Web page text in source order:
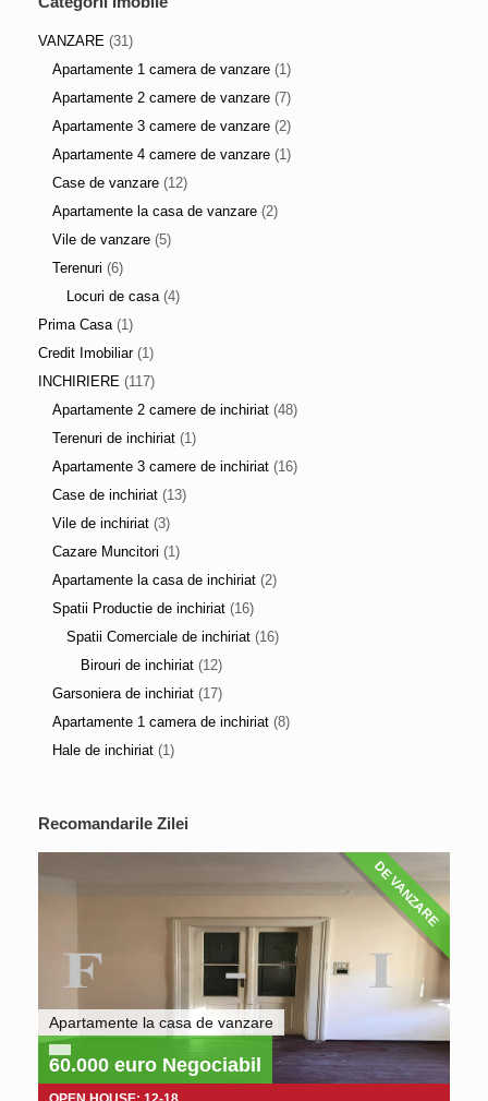
VANZARE (31)
Apartamente 1 camera de vanzare (1)
Apartamente 2 camere de vanzare (7)
Apartamente 3 camere de vanzare (2)
Apartamente 4 camere de vanzare (1)
Case de vanzare (12)
Apartamente la casa de vanzare (2)
Vile de vanzare (5)
Terenuri (6)
Locuri de casa (4)
Prima Casa (1)
Credit Imobiliar(1)
INCHIRIERE (117)
Apartamente 2 camere de inchiriat (48)
Terenuri de inchiriat (1)
Apartamente 3 camere de inchiriat (16)
Case de inchiriat (13)
Vile de inchiriat (3)
Cazare Muncitori (1)
Apartamente la casa de inchiriat (2)
Spatii Productie de inchiriat (16)
Spatii Comerciale de inchiriat (16)
Birouri de inchiriat (12)
Garsoniera de inchiriat (17)
Apartamente 1 camera de inchiriat (8)
Hale de inchiriat (1)
Recomandarile Zilei
DE VANZARE
Apartamente la casa de vanzare
60.000 euro Negociabil